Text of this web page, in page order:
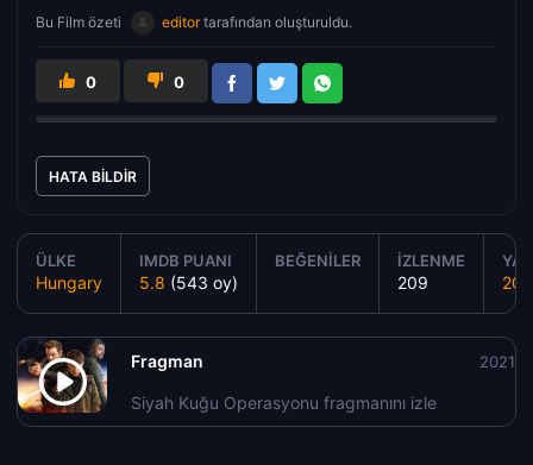
Bu Film özeti editortarafından oluşturuldu.
0 0
HATA BILDIR
ÜLKE
Hungary
IMDB PUANI
5.8 (543 oy)
BEĞENILER İZLENME
209
Fragman
Siyah Kuğu Operasyonu fragmanını izle
2021